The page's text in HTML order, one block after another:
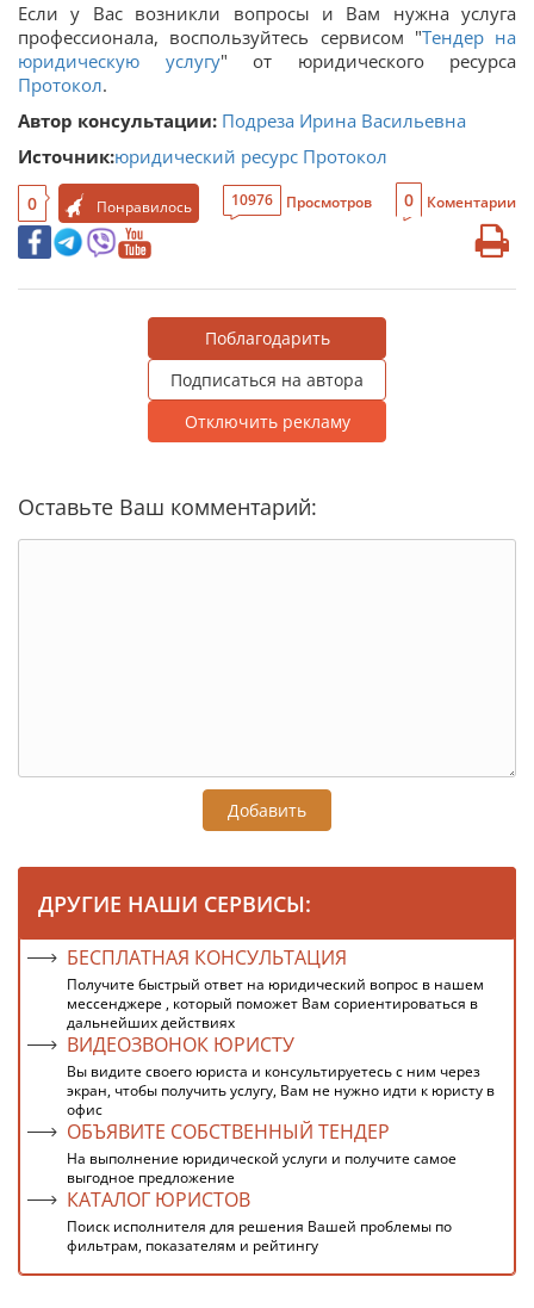
Если у Вас возникли вопросы и Вам нужна услуга
профессионала, воспользуйтесь сервисом "Тендер на
юридическую услугу" от юридического ресурса
Протокол.
Автор консультации: Подреза Ирина Васильевна
Источник:юридический ресурс Протокол
0 Понравилось 10976 Просмотров 0 Коментарии
Поблагодарить
Подписаться на автора
Отключить рекламу
Оставьте Ваш комментарий:
Добавить
ДРУГИЕ НАШИ СЕРВИСЫ:
БЕСПЛАТНАЯ КОНСУЛЬТАЦИЯ
Получите быстрый ответ на юридический вопрос в нашем
мессенджере , который поможет Вам сориентироваться в
дальнейших действиях
ВИДЕОЗВОНОК ЮРИСТУ
Вы видите своего юриста и консультируетесь с ним через
экран, чтобы получить услугу, Вам не нужно идти к юристу в
офис
ОБЪЯВИТЕ СОБСТВЕННЫЙ ТЕНДЕР
На выполнение юридической услуги и получите самое
выгодное предложение
КАТАЛОГ ЮРИСТОВ
Поиск исполнителя для решения Вашей проблемы по
фильтрам, показателям и рейтингу